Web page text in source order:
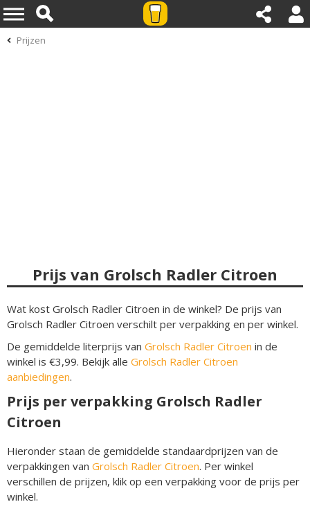
Prijzen
Prijs van Grolsch Radler Citroen
Wat kost Grolsch Radler Citroen in de winkel? De prijs van
Grolsch Radler Citroen verschilt per verpakking en per winkel.
De gemiddelde literprijs van Grolsch Radler Citroen in de
winkel is €3,99. Bekijk alle Grolsch Radler Citroen
aanbiedingen.
Prijs per verpakking Grolsch Radler
Citroen
Hieronder staan de gemiddelde standaardprijzen van de
verpakkingen van Grolsch Radler Citroen. Per winkel
verschillen de prijzen, klik op een verpakking voor de prijs per
winkel.